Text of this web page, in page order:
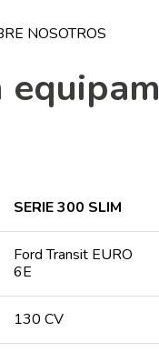
NOSOTROS
SERIE 300 SLIM
Ford Transit EURO
6E
130 CV